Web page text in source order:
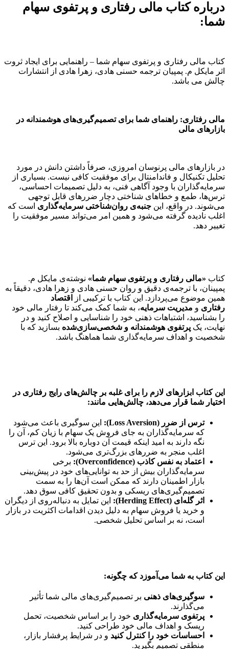
درباره کتاب مالی رفتاری و پرتفوی سهام
شما:
کتاب مالی رفتاری و پرتفوی سهام شما – راهنمایی برای ایجاد ثروت
اثر مایکل م. پمپیان ترجمه حسنی هادی، زهرا هادی از انتشارات
چالش می باشد.
مالی رفتاری: راهنمای شما برای تصمیم‌گیری‌های هوشمندانه در
بازارهای مالی
در بازارهای مالی پرنوسان امروزی، صرفاً داشتن دانش در مورد
تحلیل تکنیکال و فاندامنتال برای موفقیت کافی نیست. بسیاری از
سرمایه‌گذاران با وجود آگاهی فنی، به دلیل تصمیمات احساسی،
ترس‌ها، طمع و خطاهای شناختی دچار ضررهای قابل توجهی
می‌شوند. در واقع، این جنبه‌ی روان‌شناختی سرمایه‌گذاری است که
اغلب نادیده گرفته می‌شود و همین امر می‌تواند مسیر موفقیت را
تغییر دهد.
کتاب «مالی رفتاری و پرتفوی سهام شما» نوشته‌ی مایکل م.
پمپینان، با ترجمه‌ی دقیق و روان حسنی هادی و زهرا هادی، دقیقاً به
همین موضوع می‌پردازد. این کتاب با ترکیبی از
اقتصاد
رفتاری و مدیریت سرمایه، به شما کمک می‌کند تا رفتار مالی خود
را بشناسید، اشتباهات ذهنی خود را شناسایی و اصلاح کنید و در
نهایت، یک پرتفوی هوشمندانه و شخصی‌سازی‌شده بسازید که با
شخصیت و اهداف سرمایه‌گذاری شما هماهنگ باشد.
این کتاب ابزارهای لازم را برای غلبه بر چالش‌های رایج رفتاری در
اختیار شما قرار می‌دهد، چالش‌هایی مانند:
ترس از ضرر (Loss Aversion):
این سوگیری باعث می‌شود
که سرمایه‌گذاران به جای فروش یک سهام با زیان کم، آن را
نگه‌ دارند به امید اینکه قیمت آن دوباره بالا برود. این ترس
اغلب منجر به ضررهای بزرگ‌تری می‌شود.
اعتماد به نفس کاذب (Overconfidence):
برخی
سرمایه‌گذاران بیش از حد به توانایی‌های خود در پیش‌بینی
بازار اطمینان دارند که ممکن است آن‌ها را به سمت
تصمیم‌گیری‌های ریسکی و بدون تحقیق کافی سوق دهد.
اثر گله‌ای (Herding Effect):
این تمایل به دنباله‌روی از دیگران
و خرید یا فروش سهام به دلیل دیدن اقدامات اکثریت در بازار
است، نه بر اساس تحلیل شخصی.
این کتاب به شما می‌آموزد که چگونه:
سوگیری‌های ذهنی بر تصمیم‌گیری‌های مالی شما تأثیر
می‌گذارند.
پرتفوی سرمایه‌گذاری خود را بر اساس شخصیت، تحمل
ریسک و اهداف مالی خود طراحی کنید.
احساسات خود را کنترل کنید و در شرایط پرفشار بازار،
منطقی تصمیم بگیرید.